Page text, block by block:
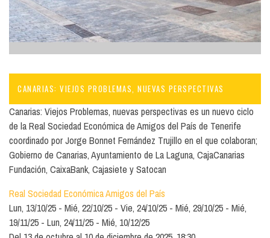
CANARIAS: VIEJOS PROBLEMAS, NUEVAS PERSPECTIVAS
Canarias: Viejos Problemas, nuevas perspectivas es un nuevo ciclo
de la Real Sociedad Económica de Amigos del País de Tenerife
coordinado por Jorge Bonnet Fernández Trujillo en el que colaboran;
Gobierno de Canarias, Ayuntamiento de La Laguna, CajaCanarias
Fundación, CaixaBank, Cajasiete y Satocan
Real Sociedad Económica Amigos del País
Lun, 13/10/25
Mié, 22/10/25 Vie, 24/10/25 Mié, 29/10/25
Mié,
19/11/25
Lun, 24/11/25
Mié, 10/12/25